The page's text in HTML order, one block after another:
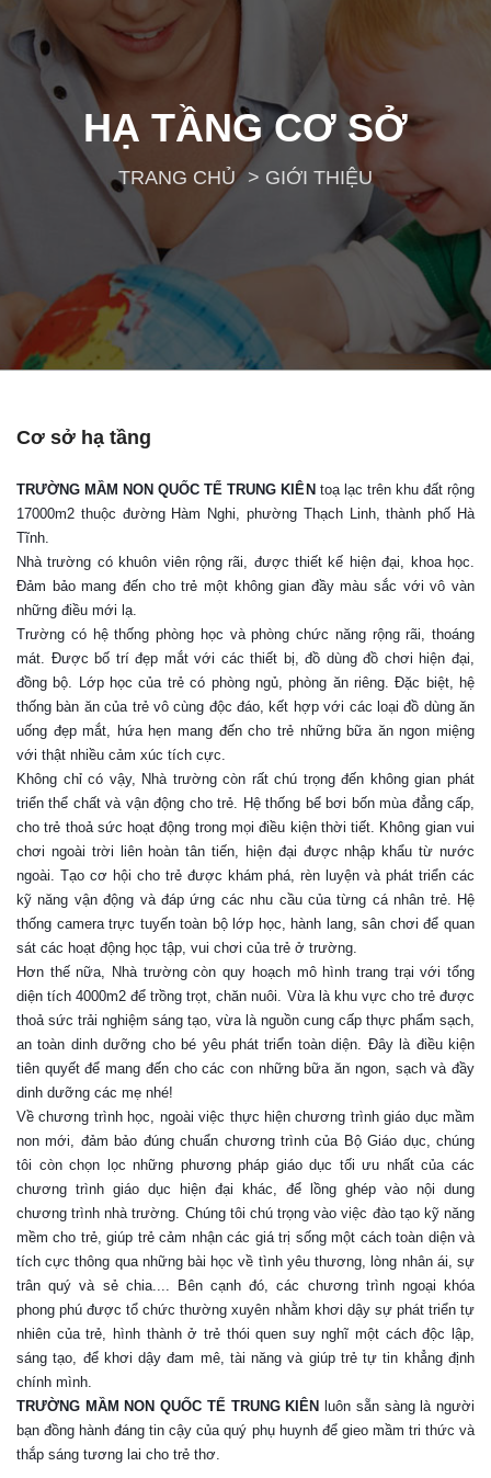
HẠ TẦNG CƠ SỞ
TRANG CHỦ > GIỚI THIỆU
Cơ sở hạ tầng
TRƯỜNG MẦM NON QUỐC TẾ TRUNG KIÊN toạ lạc trên khu đất rộng
17000m2 thuộc đường Hàm Nghi, phường Thạch Linh, thành phố Hà
Tĩnh.
Nhà trường có khuôn viên rộng rãi, được thiết kế hiện đại, khoa học.
Đảm bảo mang đến cho trẻ một không gian đầy màu sắc với vô vàn
những điều mới lạ.
Trường có hệ thống phòng học và phòng chức năng rộng rãi, thoáng
mát. Được bố trí đẹp mắt với các thiết bị, đồ dùng đồ chơi hiện đại,
đồng bộ. Lớp học của trẻ có phòng ngủ, phòng ăn riêng. Đặc biệt, hệ
thống bàn ăn của trẻ vô cùng độc đáo, kết hợp với các loại đồ dùng ăn
uống đẹp mắt, hứa hẹn mang đến cho trẻ những bữa ăn ngon miệng
với thật nhiều cảm xúc tích cực.
Không chỉ có vậy, Nhà trường còn rất chú trọng đến không gian phát
triển thể chất và vận động cho trẻ. Hệ thống bể bơi bốn mùa đẳng cấp,
cho trẻ thoả sức hoạt động trong mọi điều kiện thời tiết. Không gian vui
chơi ngoài trời liên hoàn tân tiến, hiện đại được nhập khẩu từ nước
ngoài. Tạo cơ hội cho trẻ được khám phá, rèn luyện và phát triển các
kỹ năng vận động và đáp ứng các nhu cầu của từng cá nhân trẻ. Hệ
thống camera trực tuyến toàn bộ lớp học, hành lang, sân chơi để quan
sát các hoạt động học tập, vui chơi của trẻ ở trường.
Hơn thế nữa, Nhà trường còn quy hoạch mô hình trang trại với tổng
diện tích 4000m2 để trồng trọt, chăn nuôi. Vừa là khu vực cho trẻ được
thoả sức trải nghiệm sáng tạo, vừa là nguồn cung cấp thực phẩm sạch,
an toàn dinh dưỡng cho bé yêu phát triển toàn diện. Đây là điều kiện
tiên quyết để mang đến cho các con những bữa ăn ngon, sạch và đầy
dinh dưỡng các mẹ nhé!
Về chương trình học, ngoài việc thực hiện chương trình giáo dục mầm
non mới, đảm bảo đúng chuẩn chương trình của Bộ Giáo dục, chúng
tôi còn chọn lọc những phương pháp giáo dục tối ưu nhất của các
chương trình giáo dục hiện đại khác, để lồng ghép vào nội dung
chương trình nhà trường. Chúng tôi chú trọng vào việc đào tạo kỹ năng
mềm cho trẻ, giúp trẻ cảm nhận các giá trị sống một cách toàn diện và
tích cực thông qua những bài học về tình yêu thương, lòng nhân ái, sự
trân quý và sẻ chia.... Bên cạnh đó, các chương trình ngoại khóa
phong phú được tổ chức thường xuyên nhằm khơi dậy sự phát triển tự
nhiên của trẻ, hình thành ở trẻ thói quen suy nghĩ một cách độc lập,
sáng tạo, để khơi dậy đam mê, tài năng và giúp trẻ tự tin khẳng định
chính mình.
TRƯỜNG MẦM NON QUỐC TẾ TRUNG KIÊN
luôn sẵn sàng là người
bạn đồng hành đáng tin cậy của quý phụ huynh để gieo mầm tri thức và
thắp sáng tương lai cho trẻ thơ.